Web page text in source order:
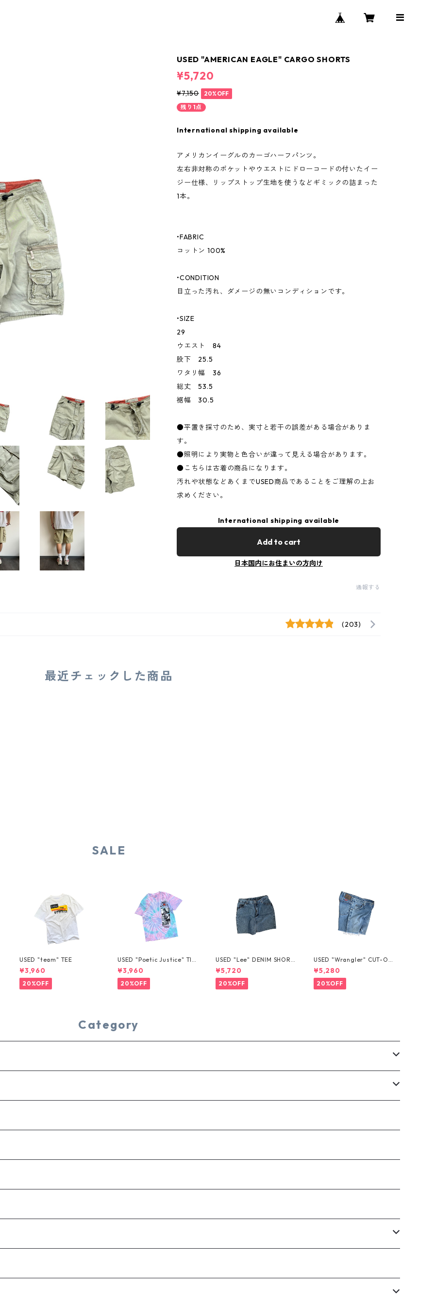
USED "AMERICAN EAGLE" CARGO SHORTS
¥5,720
¥7,150
20%OFF
残り1点
International shipping available
アメリカンイーグルのカーゴハーフパンツ。
左右非対称のポケットやウエストにドローコードの付いたイー
ジー仕様、リップストップ生地を使うなどギミックの詰まった
1本。
•FABRIC
コットン 100%
•CONDITION
目立った汚れ、ダメージの無いコンディションです。
•SIZE
29
ウエスト 84
股下 25.5
ワタリ幅 36
総丈 53.5
裾幅 30.5
●平置き採寸のため、実寸と若干の誤差がある場合がありま
す。
●照明により実物と色合いが違って見える場合があります。
●こちらは古着の商品になります。
汚れや状態などあくまでUSED商品であることをご理解の上お
求めください。
International shipping available
Add to cart
日本国内にお住まいの方向け
通報する
(203)
最近チェックした商品
SALE
USED "team" TEE
¥3,960
20%OFF
USED "Poetic Justice" TIE
-DYE TEE
¥3,960
20%OFF
USED "Lee" DENIM SHORT
S
¥5,720
20%OFF
USED "Wrangler" CUT-OF
F DENIM SHORTS
¥5,280
20%OFF
Category